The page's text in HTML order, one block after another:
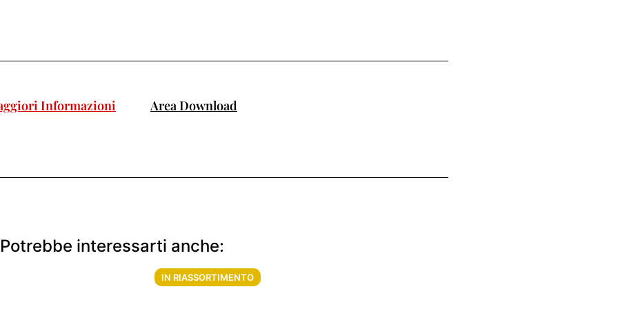
Informazioni Area Download
Potrebbe interessarti anche:
IN RIASSORTIMENTO